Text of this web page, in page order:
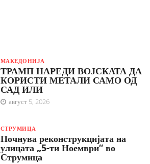
МАКЕДОНИЈА
ТРАМП НАРЕДИ ВОЈСКАТА ДА
КОРИСТИ МЕТАЛИ САМО ОД
САД ИЛИ
август 5, 2026
СТРУМИЦА
Почнува реконструкцијата на
улицата „5-ти Ноември“ во
Струмица